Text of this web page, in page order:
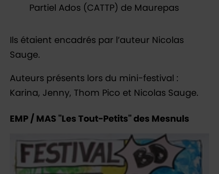
Partiel Ados (CATTP) de Maurepas
Ils étaient encadrés par l’auteur Nicolas
Sauge.
Auteurs présents lors du mini-festival :
Karina, Jenny, Thom Pico et Nicolas Sauge.
EMP / MAS "Les Tout-Petits" des Mesnuls